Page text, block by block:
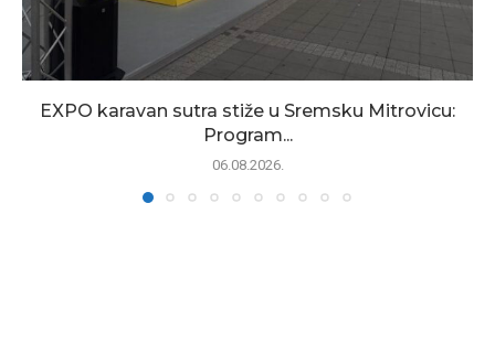
EXPO karavan sutra stiže u Sremsku Mitrovicu:
Program...
06.08.2026.